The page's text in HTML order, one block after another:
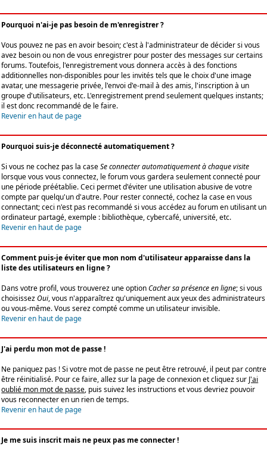
Pourquoi n'ai-je pas besoin de m'enregistrer ?
Vous pouvez ne pas en avoir besoin; c'est à l'administrateur de décider si vous
avez besoin ou non de vous enregistrer pour poster des messages sur certains
forums. Toutefois, l'enregistrement vous donnera accès à des fonctions
additionnelles non-disponibles pour les invités tels que le choix d'une image
avatar, une messagerie privée, l'envoi d'e-mail à des amis, l'inscription à un
groupe d'utilisateurs, etc. L'enregistrement prend seulement quelques instants;
il est donc recommandé de le faire.
Revenir en haut de page
Pourquoi suis-je déconnecté automatiquement ?
Si vous ne cochez pas la caseSe connecter automatiquement à chaque visite
lorsque vous vous connectez, le forum vous gardera seulement connecté pour
une période préétablie. Ceci permet d'éviter une utilisation abusive de votre
compte par quelqu'un d'autre. Pour rester connecté, cochez la case en vous
connectant; ceci n'est pas recommandé si vous accédez au forum en utilisant un
ordinateur partagé, exemple : bibliothèque, cybercafé, université, etc.
Revenir en haut de page
Comment puis-je éviter que mon nom d'utilisateur apparaisse dans la
liste des utilisateurs en ligne ?
Dans votre profil, vous trouverez une optionCacher sa présence en ligne; si vous
choisissezOui, vous n'apparaîtrez qu'uniquement aux yeux des administrateurs
ou vous-même. Vous serez compté comme un utilisateur invisible.
Revenir en haut de page
J'ai perdu mon mot de passe !
Ne paniquez pas ! Si votre mot de passe ne peut être retrouvé, il peut par contre
être réinitialisé. Pour ce faire, allez sur la page de connexion et cliquez sur J'ai
oublié mon mot de passe, puis suivez les instructions et vous devriez pouvoir
vous reconnecter en un rien de temps.
Revenir en haut de page
Je me suis inscrit mais ne peux pas me connecter !